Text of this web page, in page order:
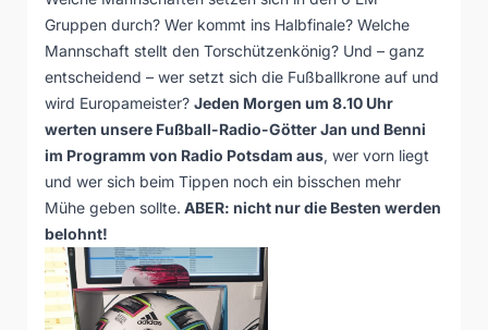
Gruppen durch? Wer kommt ins Halbfinale? Welche
Mannschaft stellt den Torschützenkönig? Und – ganz
entscheidend – wer setzt sich die Fußballkrone auf und
wird Europameister? Jeden Morgen um 8.10 Uhr
werten unsere Fußball-Radio-Götter Jan und Benni
im Programm von Radio Potsdam aus, wer vorn liegt
und wer sich beim Tippen noch ein bisschen mehr
Mühe geben sollte. ABER: nicht nur die Besten werden
belohnt!